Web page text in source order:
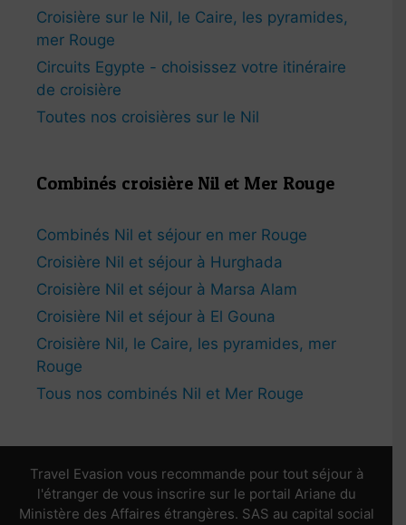
Croisière sur le Nil, le Caire, les pyramides,
mer Rouge
Circuits Egypte - choisissez votre itinéraire
de croisière
Toutes nos croisières sur le Nil
Combinés croisière Nil et Mer Rouge
Combinés Nil et séjour en mer Rouge
Croisière Nil et séjour à Hurghada
Croisière Nil et séjour à Marsa Alam
Croisière Nil et séjour à El Gouna
Croisière Nil, le Caire, les pyramides, mer
Rouge
Tous nos combinés Nil et Mer Rouge
Travel Evasion vous recommande pour tout séjour à
l'étranger de vous inscrire sur le portail Ariane du
Ministère des Affaires étrangères. SAS au capital social